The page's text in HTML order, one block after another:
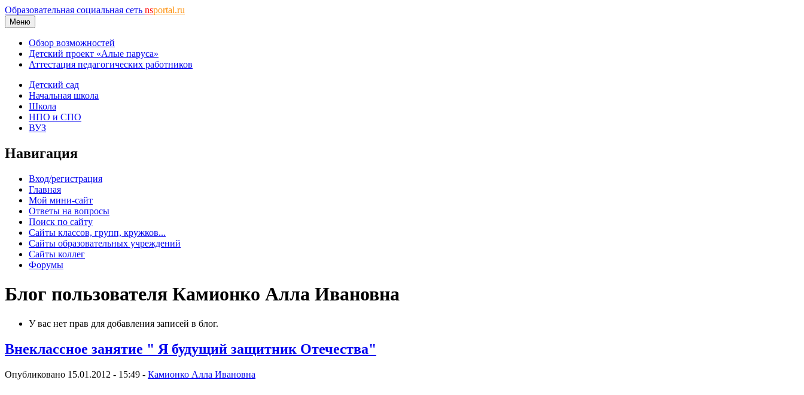
Образовательная социальная сеть nsportal.ru
Меню
Обзор возможностей
Детский проект «Алые паруса»
Аттестация педагогических работников
Детский сад
Начальная школа
Школа
НПО и СПО
ВУЗ
Навигация
Вход/регистрация
Главная
Мой мини-сайт
Ответы на вопросы
Поиск по сайту
Сайты классов, групп, кружков...
Сайты образовательных учреждений
Сайты коллег
Форумы
Блог пользователя Камионко Алла Ивановна
У вас нет прав для добавления записей в блог.
Внеклассное занятие " Я будущий защитник Отечества"
Опубликовано 15.01.2012 - 15:49 - Камионко Алла Ивановна